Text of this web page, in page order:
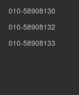
010-58908130
010-58908132
010-58908133